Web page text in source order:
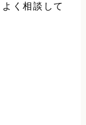
く相談して